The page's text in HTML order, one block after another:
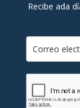
Recibe ada